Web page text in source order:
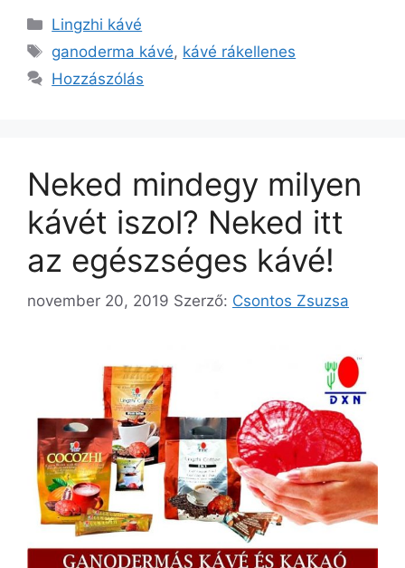
Kategória
Lingzhi kávé
Címkék
ganoderma kávé, kávé rákellenes
Hozzászólás
Neked mindegy milyen
kávét iszol? Neked itt
az egészséges kávé!
november 20, 2019 Szerző: Csontos Zsuzsa